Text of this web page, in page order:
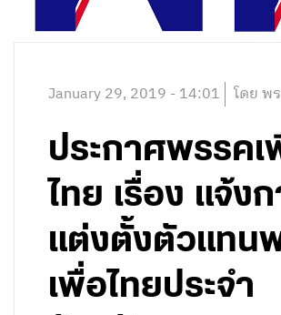
January 29, 2019 - 14:01 โดย พ
ประกาศพรรคเ
ไทย เรื่อง แจ้ง
แต่งตั้งตัวแทน
เพื่อไทยประจำ